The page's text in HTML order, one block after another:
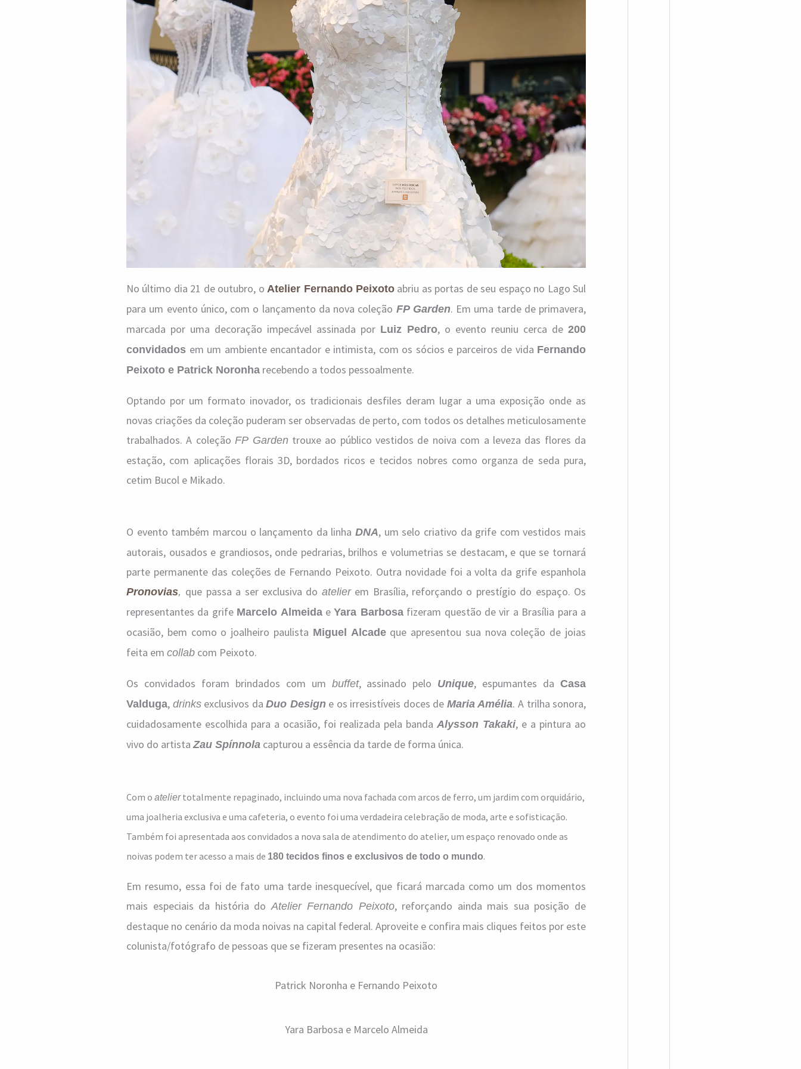
No último dia 21 de outubro, oAtelier Fernando Peixoto abriu as portas de seu espaço no Lago Sul
para um evento único, com o lançamento da nova coleção FP Garden. Em uma tarde de primavera,
marcada por uma decoração impecável assinada por Luiz Pedro, o evento reuniu cerca de 200
convidados em um ambiente encantador e intimista, com os sócios e parceiros de vida Fernando
Peixoto e Patrick Noronha recebendo a todos pessoalmente.
Optando por um formato inovador, os tradicionais desfiles deram lugar a uma exposição onde as
novas criações da coleção puderam ser observadas de perto, com todos os detalhes meticulosamente
trabalhados. A coleçãoFP Garden trouxe ao público vestidos de noiva com a leveza das flores da
estação, com aplicações florais 3D, bordados ricos e tecidos nobres como organza de seda pura,
cetim Bucol e Mikado.
O evento também marcou o lançamento da linha DNA, um selo criativo da grife com vestidos mais
autorais, ousados e grandiosos, onde pedrarias, brilhos e volumetrias se destacam, e que se tornará
parte permanente das coleções de Fernando Peixoto. Outra novidade foi a volta da grife espanhola
Pronovias, que passa a ser exclusiva do atelierem Brasília, reforçando o prestígio do espaço. Os
representantes da grife Marcelo AlmeidaeYara Barbosafizeram questão de vir a Brasília para a
ocasião, bem como o joalheiro paulista Miguel Alcadeque apresentou sua nova coleção de joias
feita em collab com Peixoto.
Os convidados foram brindados com um buffet, assinado pelo Unique, espumantes da Casa
Valduga, drinksexclusivos daDuo Designe os irresistíveis doces de Maria Amélia. A trilha sonora,
cuidadosamente escolhida para a ocasião, foi realizada pela banda Alysson Takaki, e a pintura ao
vivo do artistaZau Spínnola capturou a essência da tarde de forma única.
Com o ateliertotalmente repaginado, incluindo uma nova fachada com arcos de ferro, um jardim com orquidário,
uma joalheria exclusiva e uma cafeteria, o evento foi uma verdadeira celebração de moda, arte e sofisticação.
Também foi apresentada aos convidados a nova sala de atendimento do atelier, um espaço renovado onde as
noivas podem ter acesso a mais de 180 tecidos finos e exclusivos de todo o mundo.
Em resumo, essa foi de fato uma tarde inesquecível, que ficará marcada como um dos momentos
mais especiais da história doAtelier Fernando Peixoto, reforçando ainda mais sua posição de
destaque no cenário da moda noivas na capital federal. Aproveite e confira mais cliques feitos por este
colunista/fotógrafo de pessoas que se fizeram presentes na ocasião:
Patrick Noronha e Fernando Peixoto
Yara Barbosa e Marcelo Almeida